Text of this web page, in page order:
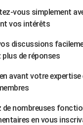
vous simplement
vos intérêts
discussions
plus de réponses
avant votre expertise
de nombreuses
en vous